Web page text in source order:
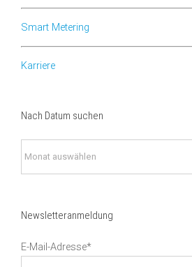
Smart Metering
Karriere
Nach Datum suchen
Datum
Newsletteranmeldung
E-Mail-Adresse*